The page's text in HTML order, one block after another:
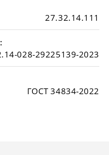
27.32.14.111
028-29225139-2023
ГОСТ 34834-2022